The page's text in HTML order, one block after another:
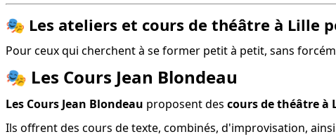
🎭 Les ateliers et cours de théâtre à Lille
Pour ceux qui cherchent à se former petit à petit, sans
🎭 Les Cours Jean Blondeau
Les Cours Jean Blondeau proposent des cours de théâtre à
Ils offrent des cours de texte, combinés, d'improvisation,